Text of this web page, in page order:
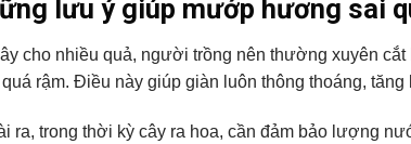
lưu ý giúp mướp hương sai
cho nhiều quả, người trồng nên thường xuyên
rậm. Điều này giúp giàn luôn thông thoáng,
ra, trong thời kỳ cây ra hoa, cần đảm bảo lượng